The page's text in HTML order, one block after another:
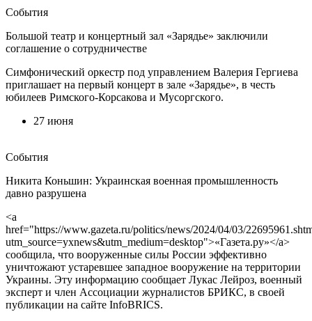
События
Большой театр и концертный зал «Зарядье» заключили
соглашение о сотрудничестве
Симфонический оркестр под управлением Валерия Гергиева
приглашает на первый концерт в зале «Зарядье», в честь
юбилеев Римского-Корсакова и Мусоргского.
27 июня
События
Никита Коньшин: Украинская военная промышленность
давно разрушена
<a
href="https://www.gazeta.ru/politics/news/2024/04/03/
utm_source=yxnews&utm_medium=desktop">«Газета.ру»</a>
сообщила, что вооруженные силы России эффективно
уничтожают устаревшее западное вооружение на территории
Украины. Эту информацию сообщает Лукас Лейроз, военный
эксперт и член Ассоциации журналистов БРИКС, в своей
публикации на сайте InfoBRICS.